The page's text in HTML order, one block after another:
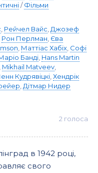
/Фільми
Рейчел Вайс Джозеф
Рон Перлман Єва
Маттіас Хабіх Софі
Банді Hans Martin
Mikhail Matveev
Кудрявіцкі Хендрік
Дітмар Нидер
2 голоса
в 1942 році,
свого